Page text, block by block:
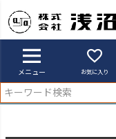
メニュー お気に入り
アサヌマネットショップ